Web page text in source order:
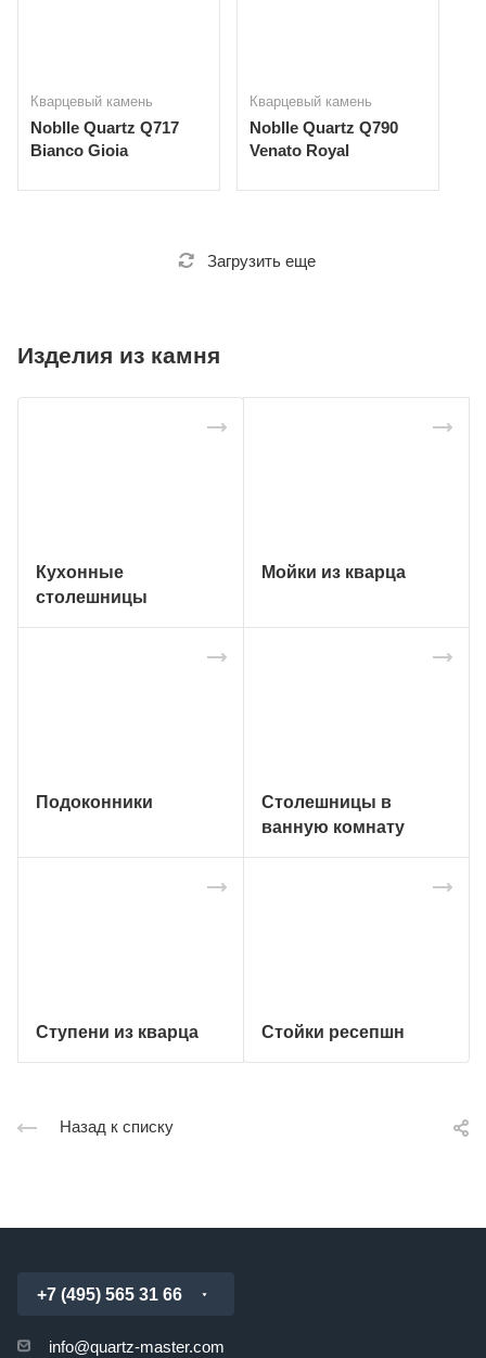
Кварцевый камень
Noblle Quartz Q717
Bianco Gioia
Кварцевый камень
Noblle Quartz Q790
Venato Royal
Загрузить еще
Изделия из камня
Кухонные
столешницы
Мойки из кварца
Подоконники
Столешницы в
ванную комнату
Ступени из кварца Стойки ресепшн
Назад к списку
+7 (495) 565 31 66
info@quartz-master.com